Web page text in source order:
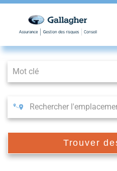
Job Search Page
Trouver